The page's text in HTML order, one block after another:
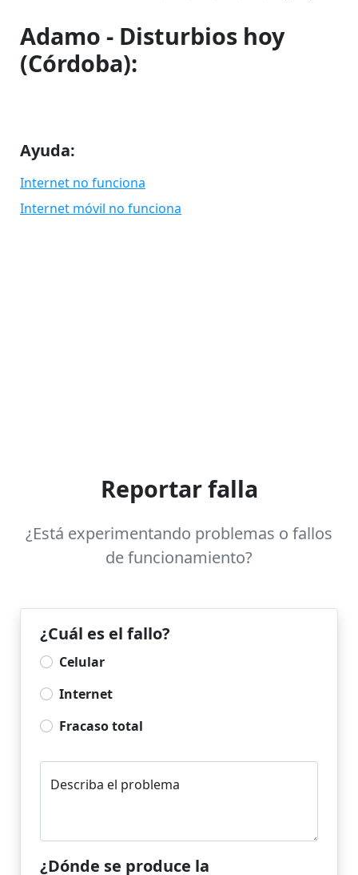
Adamo - Disturbios hoy
(Córdoba):
Ayuda:
Internet no funciona
Internet móvil no funciona
Reportar falla
¿Está experimentando problemas o fallos
de funcionamiento?
¿Cuál es el fallo?
Celular
Internet
Fracaso total
Describa el problema
¿Dónde se produce la